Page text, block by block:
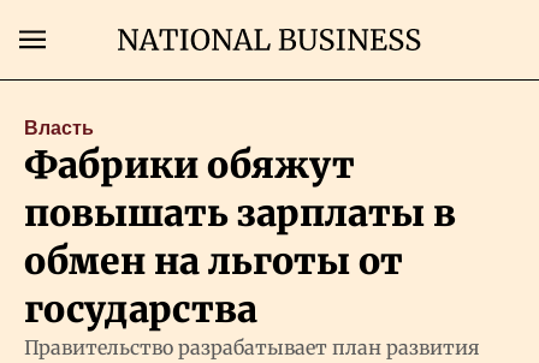
Главная
Экономика
Бизнес
Власть
Фабрики обяжут
повышать зарплаты в
обмен на льготы от
государства
Правительство разрабатывает план развития